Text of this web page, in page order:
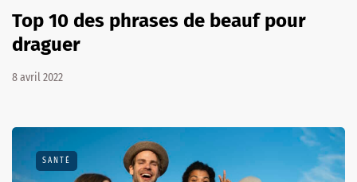
Top 10 des phrases de beauf pour
draguer
8 avril 2022
SANTÉ